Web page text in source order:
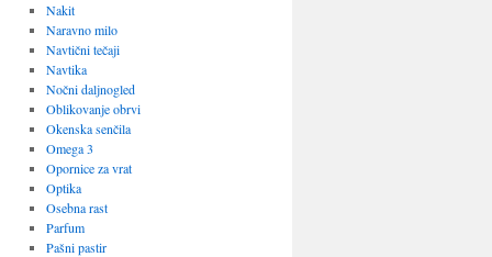
Nakit
Naravno milo
Navtični tečaji
Navtika
Nočni daljnogled
Oblikovanje obrvi
Okenska senčila
Omega 3
Opornice za vrat
Optika
Osebna rast
Parfum
Pašni pastir